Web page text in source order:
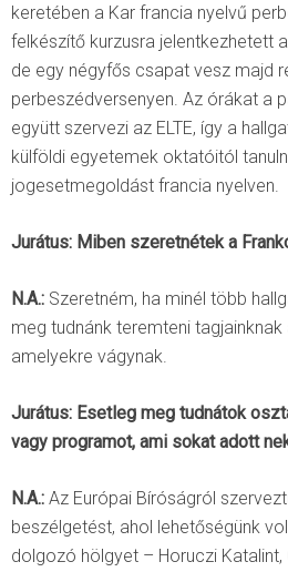
keretében a Kar francia nyelvű
felkészítő kurzusra jelentkezhetett
de egy négyfős csapat vesz majd
perbeszédversenyen. Az órákat a
együtt szervezi az ELTE, így a
külföldi egyetemek oktatóitól
jogesetmegoldást francia nyelven.
Jurátus: Miben szeretnétek a
N.A.: Szeretném, ha minél több
meg tudnánk teremteni
amelyekre vágynak.
Jurátus: Esetleg meg tudnátok
vagy programot, ami sokat adott
N.A.: Az Európai Bíróságról
beszélgetést, ahol lehetőségünk
dolgozó hölgyet – Horuczi